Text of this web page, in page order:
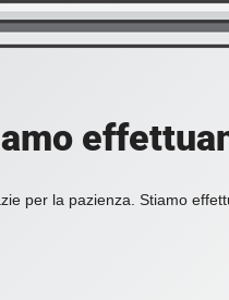
per la pazienza. Stiamo